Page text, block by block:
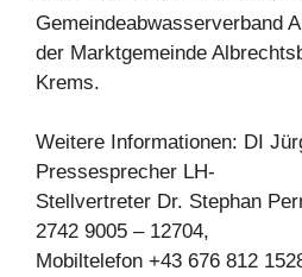
Gemeindeabwasserverband
der Marktgemeinde
Krems.
Weitere Informationen: DI
Pressesprecher LH-
Stellvertreter Dr. Stephan
2742 9005 – 12704,
Mobiltelefon +43 676 812